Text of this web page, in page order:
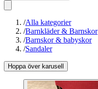
/Alla kategorier
/Barnkläder & Barnskor
/Barnskor & babyskor
/Sandaler
Hoppa över karusell